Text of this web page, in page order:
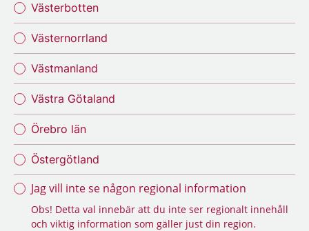
Västerbotten
Västernorrland
Västmanland
Västra Götaland
Örebro län
Östergötland
Jag vill inte se någon regional information
Obs! Detta val innebär att du inte ser regionalt innehåll
och viktig information som gäller just din region.